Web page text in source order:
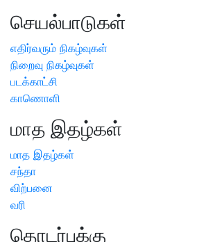
செயல்பாடுகள்
எதிர்வரும் நிகழ்வுகள்
நிறைவு நிகழ்வுகள்
படக்காட்சி
காணொளி
மாத இதழ்கள்
மாத இதழ்கள்
சந்தா
விற்பனை
வரி
தொடர்புக்கு